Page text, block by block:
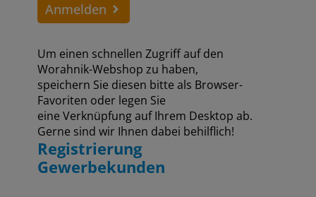
Anmelden
Um einen schnellen Zugriff auf den
Worahnik-Webshop zu haben,
speichern Sie diesen bitte als Browser-
Favoriten oder legen Sie
eine Verknüpfung auf Ihrem Desktop ab.
Gerne sind wir Ihnen dabei behilflich!
Registrierung
Gewerbekunden